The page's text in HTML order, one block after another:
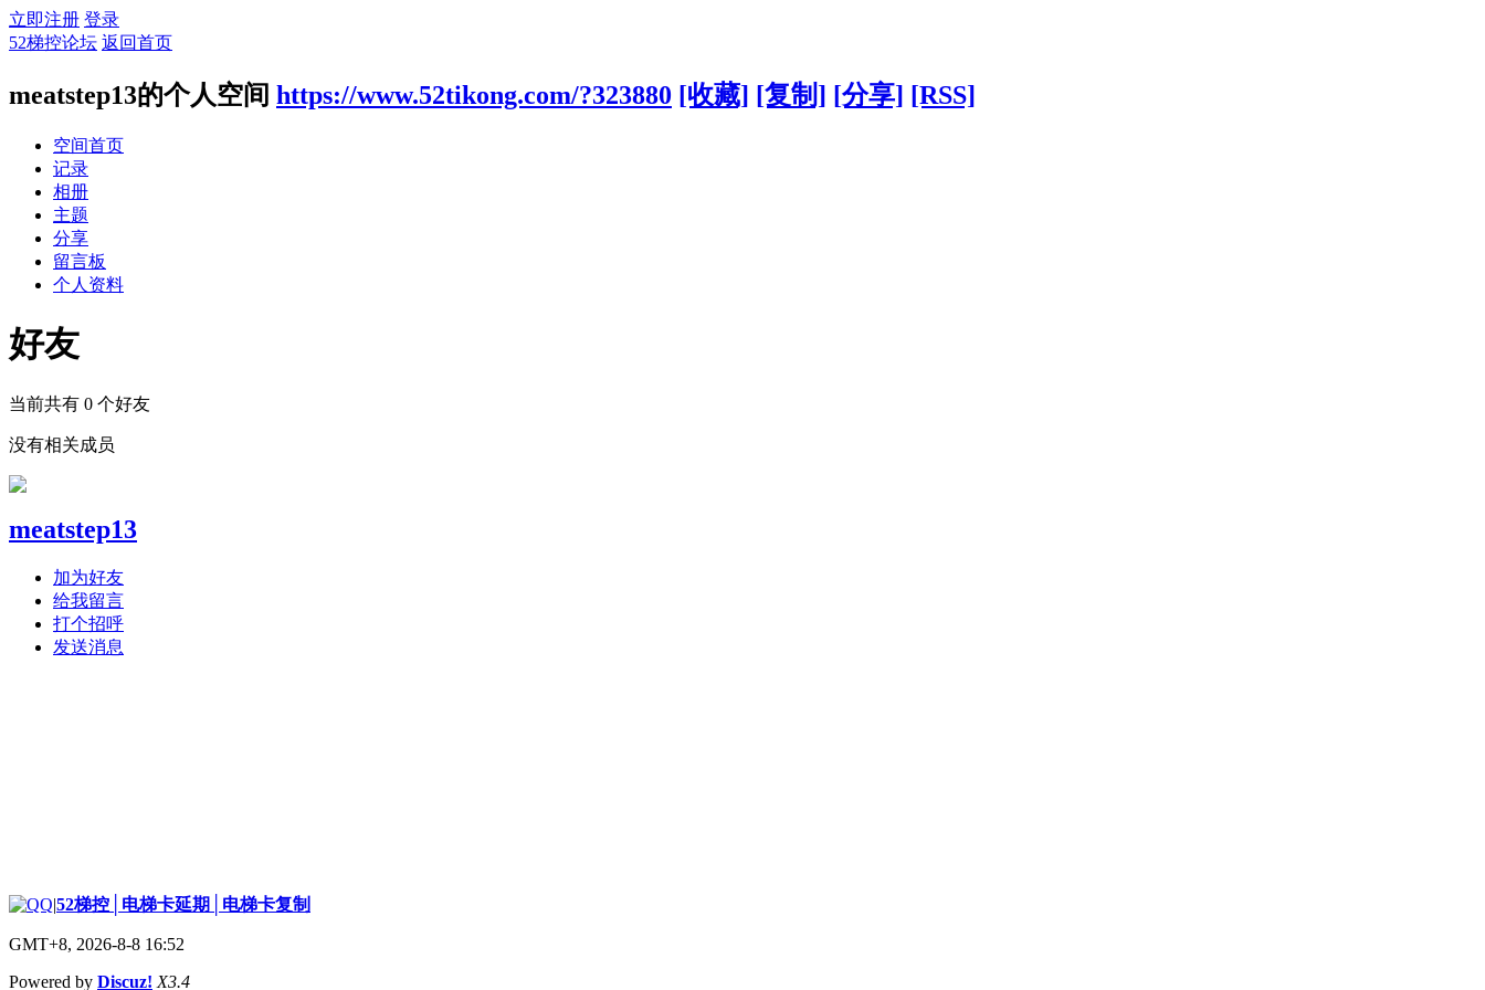
立即注册 登录
52梯控论坛 返回首页
meatstep13的个人空间 https://www.52tikong.com/?323880 [收藏] [复制] [分享] [RSS]
空间首页
记录
相册
主题
分享
留言板
个人资料
好友
当前共有 0 个好友
没有相关成员
meatstep13
加为好友
给我留言
打个招呼
发送消息
|52梯控│电梯卡延期│电梯卡复制
GMT+8, 2026-8-8 16:52
Powered by Discuz! X3.4